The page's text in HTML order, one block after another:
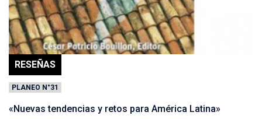
RESEÑAS
PLANEO N°31
«Nuevas tendencias y retos para América Latina»